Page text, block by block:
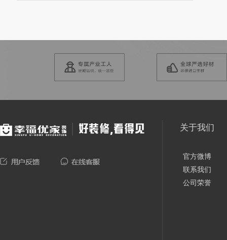
关于我们
官方微博
联系我们
公司荣誉